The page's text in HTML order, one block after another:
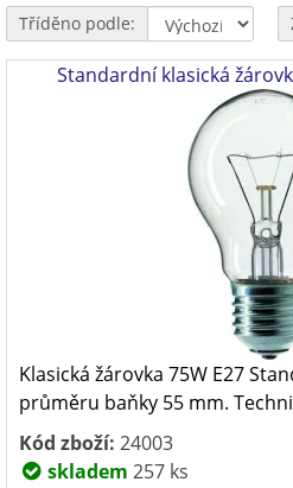
Tříděno podle:
Standardní klasická
Klasická žárovka 75W E27
průměru baňky 55 mm.
Kód zboží: 24003
skladem 257 ks